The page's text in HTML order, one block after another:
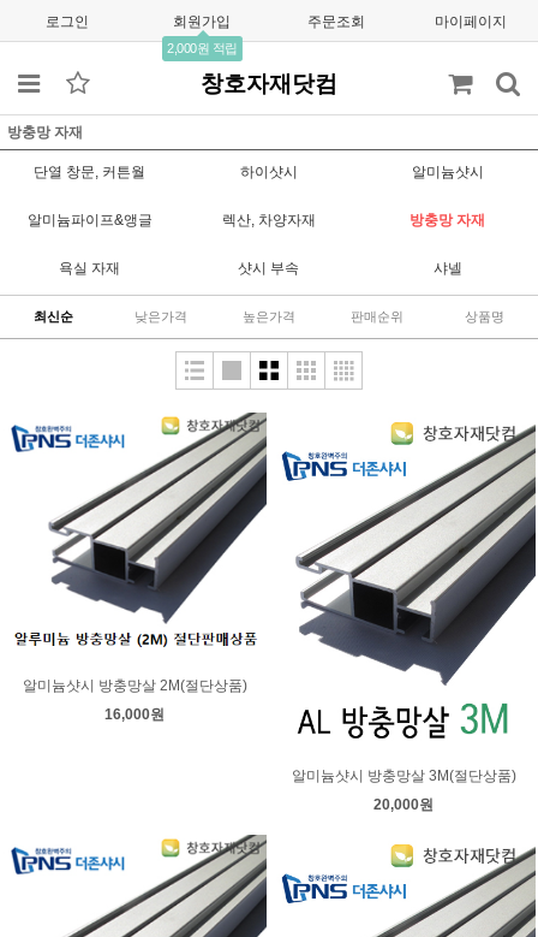
로그인 회원가입
2,000원 적립
주문조회 마이페이지
창호자재닷컴
방충망 자재
단열 창문, 커튼월 하이샷시 알미늄샷시
알미늄파이프&앵글 렉산, 차양자재 방충망 자재
욕실 자재 샷시 부속 샤넬
최신순 낮은가격 높은가격 판매순위 상품명
알미늄샷시 방충망살 2M(절단상품)
16,000원
알미늄샷시 방충망살 3M(절단상품)
20,000원